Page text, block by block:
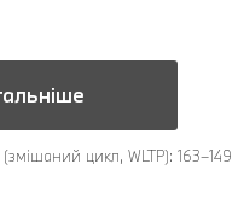
цикл, WLTP): 163–149